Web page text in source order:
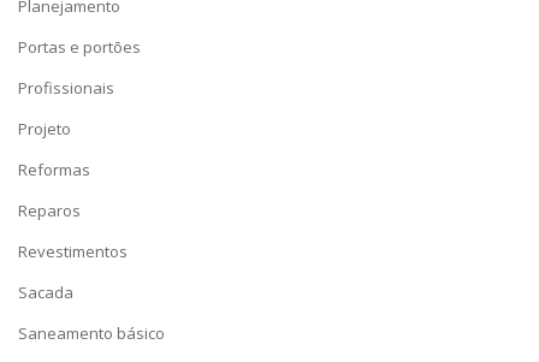
Planejamento
Portas e portões
Profissionais
Projeto
Reformas
Reparos
Revestimentos
Sacada
Saneamento básico